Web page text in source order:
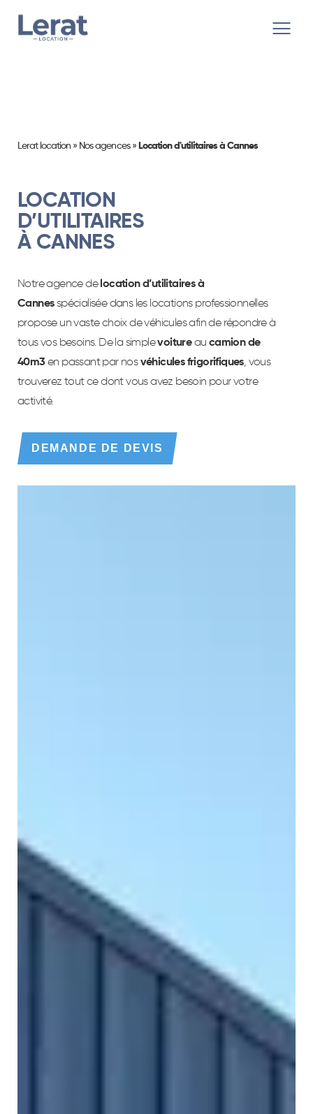
Lerat location» Nos agences» Location d'utilitaires à Cannes
LOCATION
D’UTILITAIRES
À CANNES
Notre agence de location d’utilitaires à
Cannesspécialisée dans les locations professionnelles
propose un vaste choix de véhicules afin de répondre à
tous vos besoins. De la simplevoitureau camion de
40m3en passant par nosvéhicules frigorifiques, vous
trouverez tout ce dont vous avez besoin pour votre
activité.
DEMANDE DE DEVIS